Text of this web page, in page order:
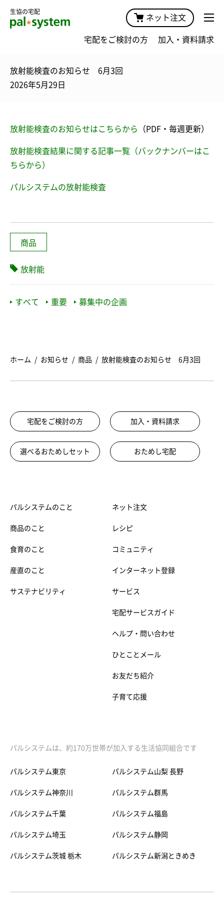
生協の宅配
ネット注文
宅配をご検討の方 加入・資料請求
放射能検査のお知らせ 6月3回
2026年5月29日
放射能検査のお知らせはこちらから （PDF・毎週更新）
放射能検査結果に関する記事一覧（バックナンバーはこ
ちらから）
パルシステムの放射能検査
商品
放射能
すべて 重要 募集中の企画
ホーム お知らせ 商品 放射能検査のお知らせ 6月3回
宅配をご検討の方 加入・資料請求
選べるおためしセット おためし宅配
パルシステムのこと
商品のこと
食育のこと
産直のこと
サステナビリティ
ネット注文
レシピ
コミュニティ
インターネット登録
サービス
宅配サービスガイド
ヘルプ・問い合わせ
ひとことメール
お友だち紹介
子育て応援
パルシステムは、約170万世帯が加入する生活協同組合です
パルシステム東京
パルシステム神奈川
パルシステム千葉
パルシステム埼玉
パルシステム茨城 栃木
パルシステム山梨 長野
パルシステム群馬
パルシステム福島
パルシステム静岡
パルシステム新潟ときめき